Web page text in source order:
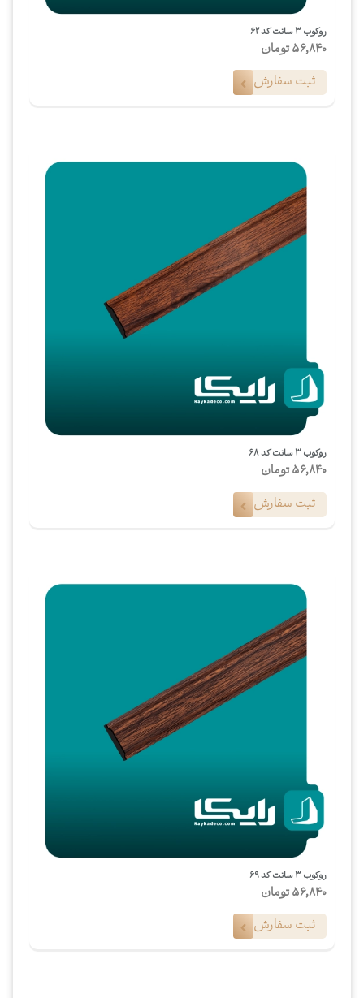
روکوب ۳ سانت کد ۶۲
56,840تومان
ثبت سفارش
روکوب ۳ سانت کد ۶۸
56,840تومان
ثبت سفارش
روکوب ۳ سانت کد ۶۹
56,840تومان
ثبت سفارش